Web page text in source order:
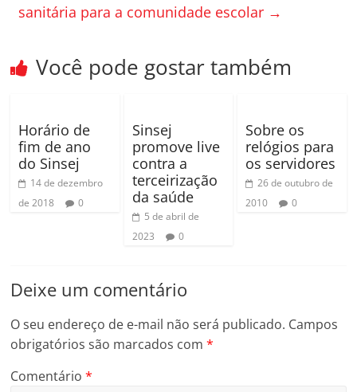
sanitária para a comunidade escolar →
Você pode gostar também
Horário de
fim de ano
do Sinsej
14 de dezembro
de 2018
0
Sinsej
promove live
contra a
terceirização
da saúde
5 de abril de
2023
0
Sobre os
relógios para
os servidores
26 de outubro de
2010
0
Deixe um comentário
O seu endereço de e-mail não será publicado. Campos
obrigatórios são marcados com*
Comentário*